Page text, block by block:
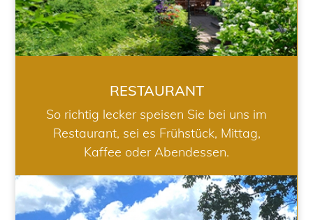
RESTAURANT
So richtig lecker speisen Sie bei uns im
Restaurant, sei es Frühstück, Mittag,
Kaffee oder Abendessen.